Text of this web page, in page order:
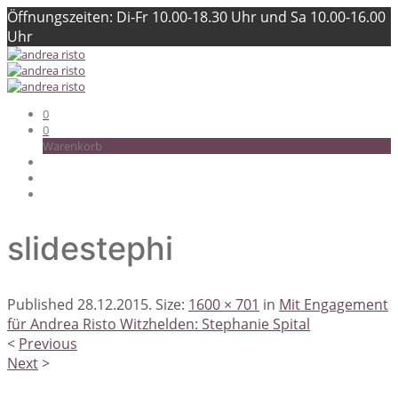
Öffnungszeiten: Di-Fr 10.00-18.30 Uhr und Sa 10.00-16.00
Uhr
0
0
Warenkorb
slidestephi
Published 28.12.2015. Size: 1600 × 701 in Mit Engagement
für Andrea Risto Witzhelden: Stephanie Spital
< Previous
Next>